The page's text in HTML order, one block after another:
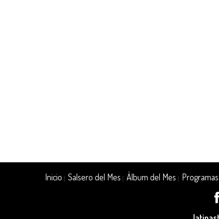
Inicio |Salsero del Mes |Álbum del Mes Programas